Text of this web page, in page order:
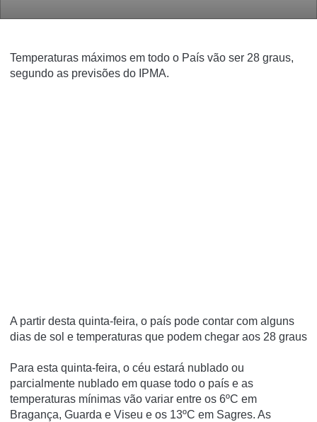
Temperaturas máximos em todo o País vão ser 28 graus,
segundo as previsões do IPMA.
A partir desta quinta-feira, o país pode contar com alguns
dias de sol e temperaturas que podem chegar aos 28 graus
Para esta quinta-feira, o céu estará nublado ou
parcialmente nublado em quase todo o país e as
temperaturas mínimas vão variar entre os 6ºC em
Bragança, Guarda e Viseu e os 13ºC em Sagres. As